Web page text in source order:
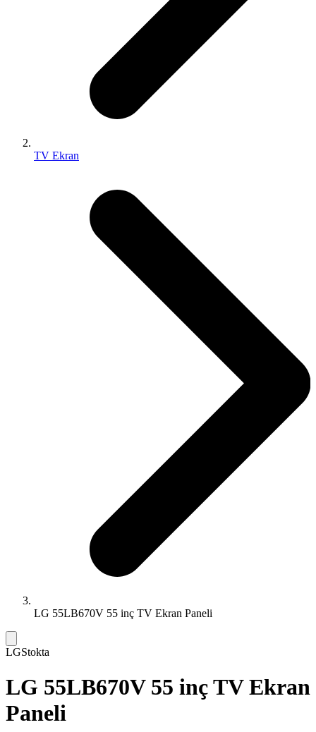
TV Ekran
LG 55LB670V 55 inç TV Ekran Paneli
LGStokta
LG 55LB670V 55 inç TV Ekran
Paneli